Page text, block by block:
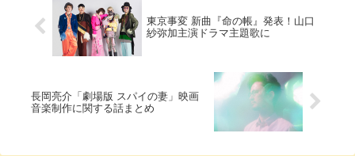
東京事変 新曲『命の帳』発表！山口
紗弥加主演ドラマ主題歌に
長岡亮介「劇場版 スパイの妻」映画
音楽制作に関する話まとめ